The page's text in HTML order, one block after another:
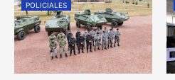
POLICIALES